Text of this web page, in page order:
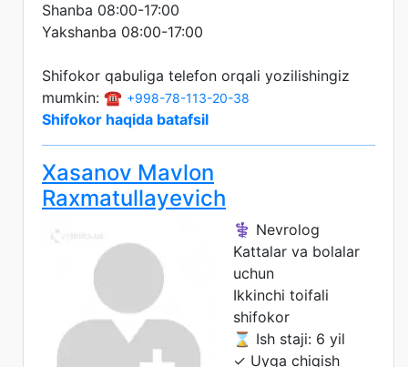
Shanba 08:00-17:00
Yakshanba 08:00-17:00
Shifokor qabuliga telefon orqali yozilishingiz
mumkin: ☎️ +998-78-113-20-38
Shifokor haqida batafsil
Xasanov Mavlon
Raxmatullayevich
⚕️ Nevrolog
Kattalar va bolalar
uchun
Ikkinchi toifali
shifokor
⌛ Ish staji: 6 yil
✓ Uyga chiqish